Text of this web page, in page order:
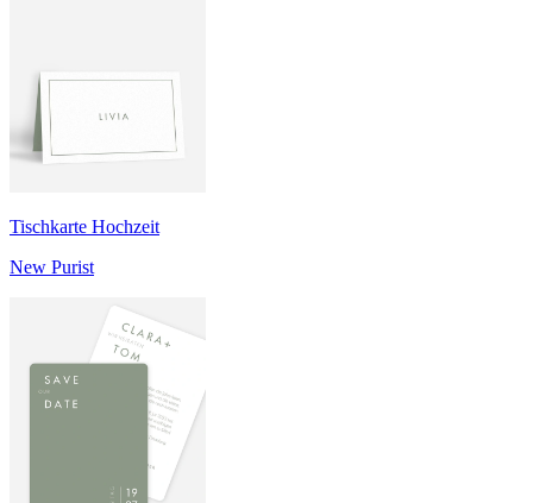
Tischkarte Hochzeit
New Purist